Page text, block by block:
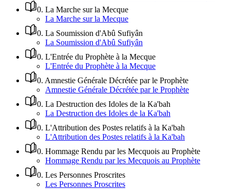
0. La Marche sur la Mecque
La Marche sur la Mecque
0. La Soumission d'Abû Sufiyân
La Soumission d'Abû Sufiyân
0. L'Entrée du Prophète à la Mecque
L'Entrée du Prophète à la Mecque
0. Amnestie Générale Décrétée par le Prophète
Amnestie Générale Décrétée par le Prophète
0. La Destruction des Idoles de la Ka'bah
La Destruction des Idoles de la Ka'bah
0. L'Attribution des Postes relatifs à la Ka'bah
L'Attribution des Postes relatifs à la Ka'bah
0. Hommage Rendu par les Mecquois au Prophète
Hommage Rendu par les Mecquois au Prophète
0. Les Personnes Proscrites
Les Personnes Proscrites